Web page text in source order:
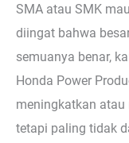
SMA atau SMK
diingat bahwa
semuanya benar,
Honda Power
meningkatkan atau
tetapi paling tidak